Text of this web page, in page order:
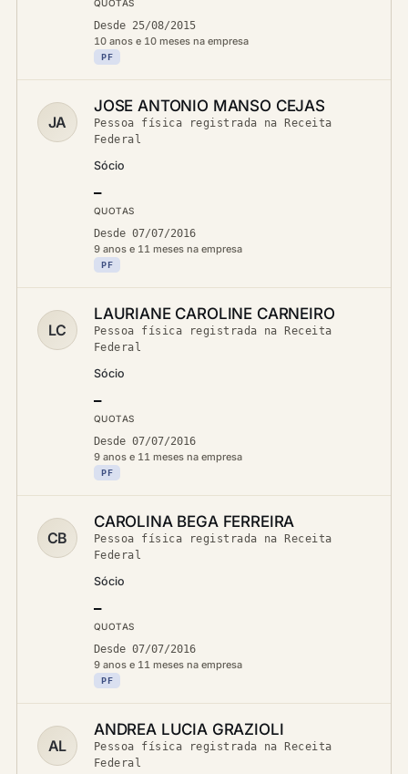
QUOTAS
Desde 25/08/2015
10 anos e 10 meses na empresa
PF
JA
JOSE ANTONIO MANSO CEJAS
Pessoa física registrada na Receita
Federal
Sócio
—
QUOTAS
Desde 07/07/2016
9 anos e 11 meses na empresa
PF
LC
LAURIANE CAROLINE CARNEIRO
Pessoa física registrada na Receita
Federal
Sócio
—
QUOTAS
Desde 07/07/2016
9 anos e 11 meses na empresa
PF
CB
CAROLINA BEGA FERREIRA
Pessoa física registrada na Receita
Federal
Sócio
—
QUOTAS
Desde 07/07/2016
9 anos e 11 meses na empresa
PF
AL
ANDREA LUCIA GRAZIOLI
Pessoa física registrada na Receita
Federal